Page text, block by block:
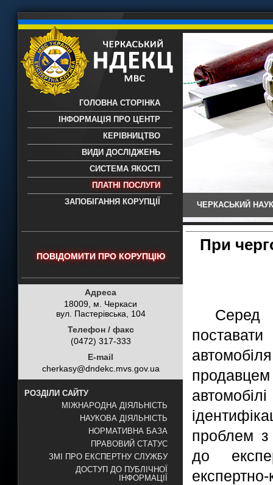
науково-дослідний експертно-
- проведення всих видів судових
експертиз
ГОЛОВНА СТОРІНКА
ІНФОРМАЦІЯ ПРО ЦЕНТР
КЕРІВНИЦТВО
ВИДИ ДОСЛІДЖЕНЬ
СИСТЕМА ЯКОСТІ
ПЛАТНІ ПОСЛУГИ
ЗАПОБІГАННЯ КОРУПЦІЇ
ЧЕРКАСЬКИЙ
ПОВІДОМИТИ ПРО КОРУПЦІЮ
Адреса
18009, м. Черкаси
вул. Пастерівська, 104
Телефон / факс
(0472) 317-333
E-mail
cherkasy@dndekc.mvs.gov.ua
РОЗДІЛИ САЙТУ
МІЖНАРОДНА ДІЯЛЬНІСТЬ
НАУКОВА ДІЯЛЬНІСТЬ
НОРМАТИВНА БАЗА
ПРАВОВИЙ СТАТУС
ЗМІ ПРО ЕКСПЕРТНУ СЛУЖБУ
ДОСТУП ДО ПУБЛІЧНОЇ
ІНФОРМАЦІЇ
При
Серед
проблем з
до